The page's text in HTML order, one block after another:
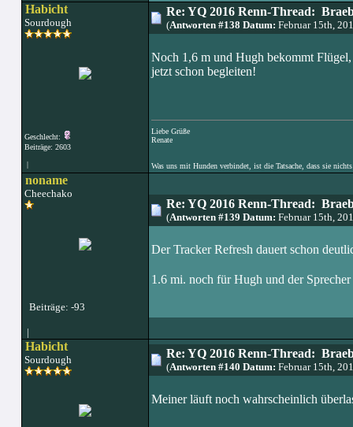
Habicht
Sourdough
Geschlecht:
Beiträge: 2603
|
Re: YQ 2016 Renn-Thread:
(Antworten #138 Datum: Februar 15th,
Noch 1,6 m und Hugh bekommt
jetzt schon begleiten!
Liebe Grüße
Renate
Was uns mit Hunden verbindet, ist die Tatsache, dass sie nichts
noname
Cheechako
Beiträge: -93
|
Re: YQ 2016 Renn-Thread:
(Antworten #139 Datum: Februar 15th,
Der Tracker Refresh dauert schon
1.6 mi. noch für Hugh und der
Habicht
Sourdough Re: YQ 2016 Renn-Thread:
(Antworten #140 Datum: Februar 15th,
Meiner läuft noch wahrscheinlich